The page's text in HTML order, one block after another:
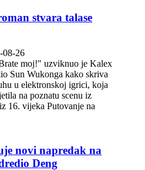
stvara talase
08-26
moj!" uzviknuo je Kalex
Sun Wukonga kako skriva
u elektronskoj igrici, koja
na poznatu scenu iz
16. vijeka Putovanje na
novi napredak na
Deng